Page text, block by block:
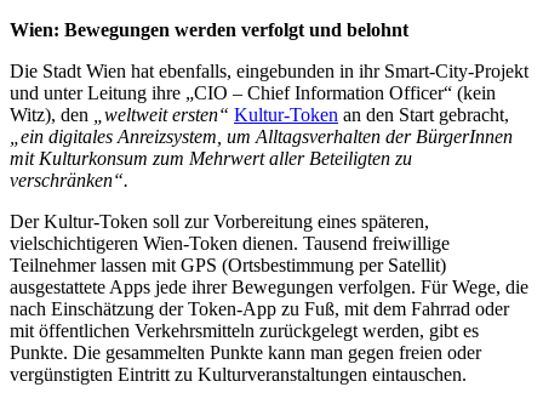
Wien: Bewegungen werden verfolgt und belohnt
Die Stadt Wien hat ebenfalls, eingebunden in ihr Smart-City-Projekt
und unter Leitung ihre „CIO – Chief Information Officer“ (kein
Witz), den
weltweit ersten“ Kultur-Token an den Start gebracht,
ein digitales Anreizsystem, um Alltagsverhalten der BürgerInnen
mit Kulturkonsum zum Mehrwert aller Beteiligten zu
verschränken“.
Der Kultur-Token soll zur Vorbereitung eines späteren,
vielschichtigeren Wien-Token dienen. Tausend freiwillige
Teilnehmer lassen mit GPS (Ortsbestimmung per Satellit)
ausgestattete Apps jede ihrer Bewegungen verfolgen. Für Wege, die
nach Einschätzung der Token-App zu Fuß, mit dem Fahrrad oder
mit öffentlichen Verkehrsmitteln zurückgelegt werden, gibt es
Punkte. Die gesammelten Punkte kann man gegen freien oder
vergünstigten Eintritt zu Kulturveranstaltungen eintauschen.